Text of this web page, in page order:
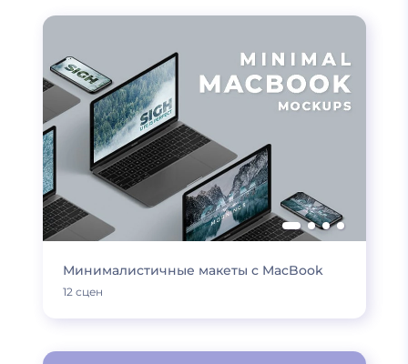
Минималистичные макеты с MacBook
12 сцен